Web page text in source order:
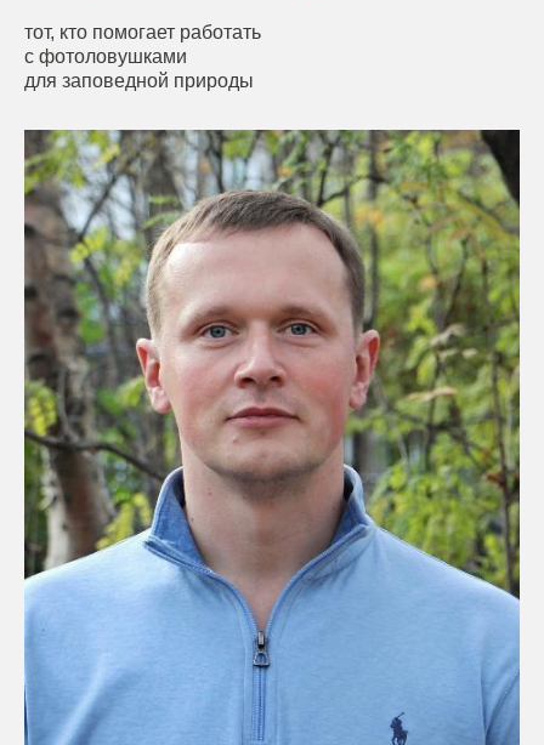
тот, кто помогает работать
с фотоловушками
для заповедной природы